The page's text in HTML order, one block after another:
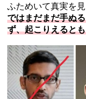
ふためいて真実を
ではまだまだ手ぬ
ず、起こりえると